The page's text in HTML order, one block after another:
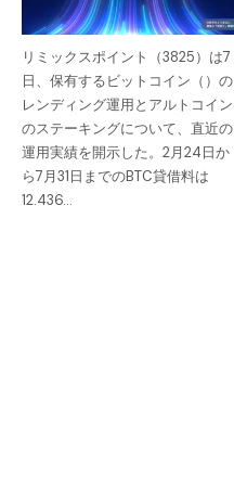
リミックスポイント（3825）は7
日、保有するビットコイン（）の
レンディング運用とアルトコイン
のステーキングについて、直近の
運用実績を開示した。2月24日か
ら7月31日までのBTC貸借料は
12.436…